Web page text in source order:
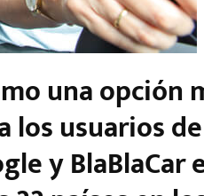
una opción
los usuarios de
y BlaBlaCar